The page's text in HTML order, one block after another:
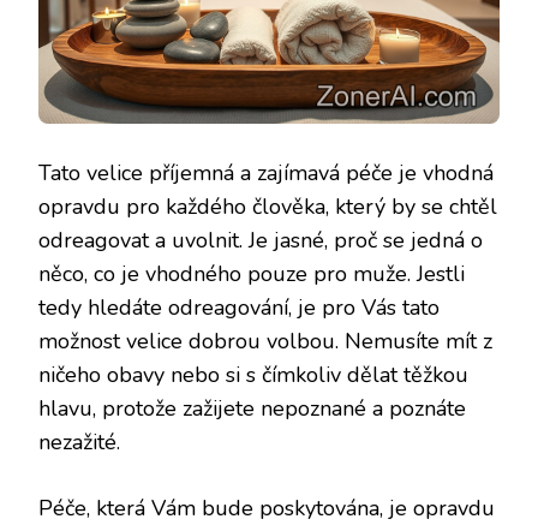
Tato velice příjemná a zajímavá péče je vhodná
opravdu pro každého člověka, který by se chtěl
odreagovat a uvolnit. Je jasné, proč se jedná o
něco, co je vhodného pouze pro muže. Jestli
tedy hledáte odreagování, je pro Vás tato
možnost velice dobrou volbou. Nemusíte mít z
ničeho obavy nebo si s čímkoliv dělat těžkou
hlavu, protože zažijete nepoznané a poznáte
nezažité.
Péče, která Vám bude poskytována, je opravdu